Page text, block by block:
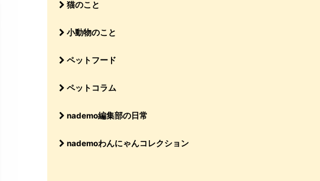
猫のこと
小動物のこと
ペットフード
ペットコラム
nademo編集部の日常
nademoわんにゃんコレクション